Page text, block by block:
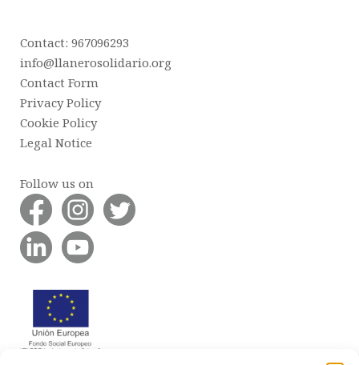
Contact: 967096293
info@llanerosolidario.org
Contact Form
Privacy Policy
Cookie Policy
Legal Notice
Follow us on